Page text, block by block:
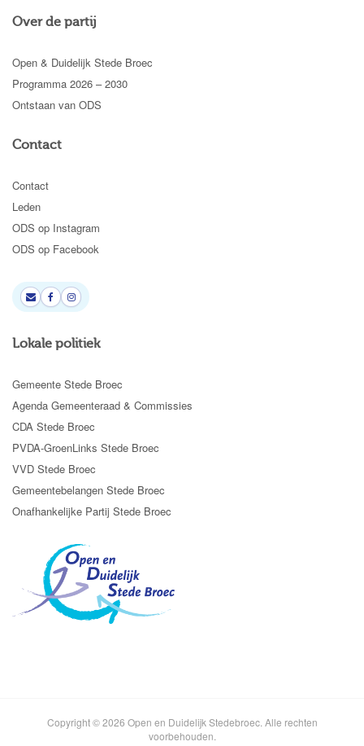
Over de partij
Open & Duidelijk Stede Broec
Programma 2026 – 2030
Ontstaan van ODS
Contact
Contact
Leden
ODS op Instagram
ODS op Facebook
Lokale politiek
Gemeente Stede Broec
Agenda Gemeenteraad & Commissies
CDA Stede Broec
PVDA-GroenLinks Stede Broec
VVD Stede Broec
Gemeentebelangen Stede Broec
Onafhankelijke Partij Stede Broec
Copyright © 2026 Open en Duidelijk Stedebroec. Alle rechten
voorbehouden.